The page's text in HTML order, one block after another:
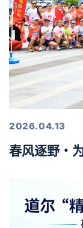
2026.04.13
春风逐野・